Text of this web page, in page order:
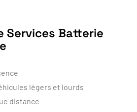
Services Batterie
légers et lourds
distance